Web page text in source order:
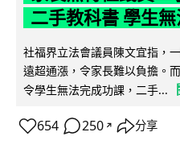
二手教科書 學生
社福界立法會議員陳文宜指，
遠超通漲，令家長難以負擔。
令學生無法完成功課，二手...
654 250 ↗ 分享